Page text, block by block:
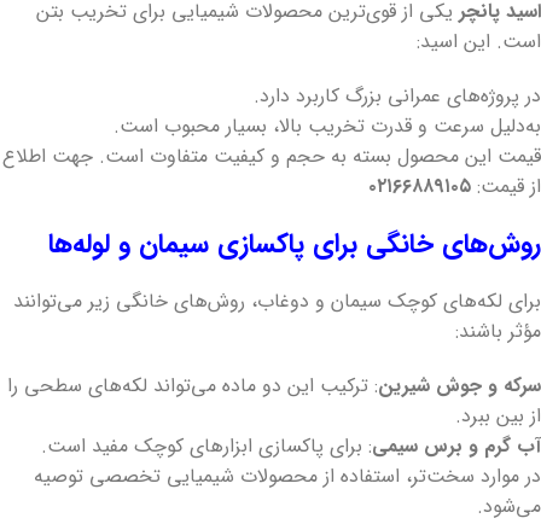
اسید پانچر یکی از قوی‌ترین محصولات شیمیایی برای تخریب بتن
است. این اسید:
در پروژه‌های عمرانی بزرگ کاربرد دارد.
به‌دلیل سرعت و قدرت تخریب بالا، بسیار محبوب است.
قیمت این محصول بسته به حجم و کیفیت متفاوت است. جهت اطلاع
از قیمت: ۰۲۱۶۶۸۸۹۱۰۵
روش‌های خانگی برای پاکسازی سیمان و لوله‌ها
برای لکه‌های کوچک سیمان و دوغاب، روش‌های خانگی زیر می‌توانند
مؤثر باشند:
سرکه و جوش شیرین: ترکیب این دو ماده می‌تواند لکه‌های سطحی را
از بین ببرد.
آب گرم و برس سیمی: برای پاکسازی ابزارهای کوچک مفید است.
در موارد سخت‌تر، استفاده از محصولات شیمیایی تخصصی توصیه
می‌شود.